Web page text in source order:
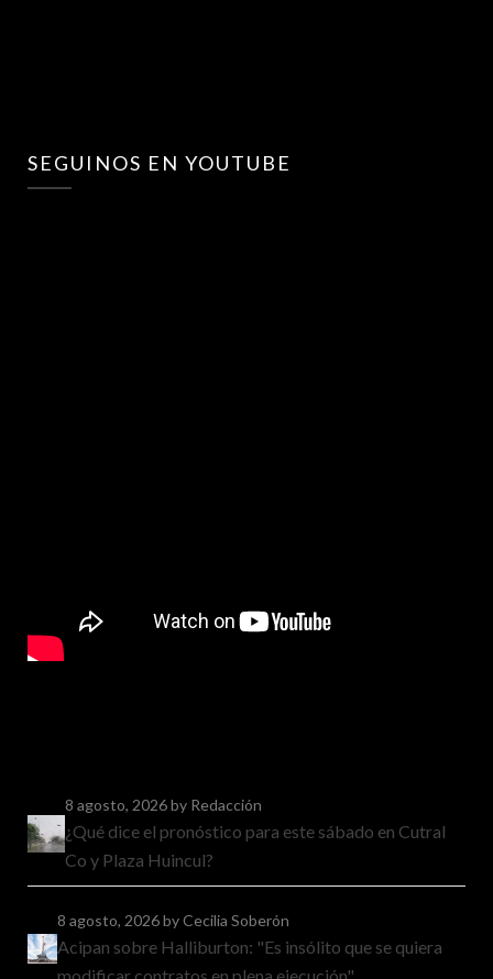
SEGUINOS EN YOUTUBE
8 agosto, 2026by Redacción
¿Qué dice el pronóstico para este sábado en Cutral
Co y Plaza Huincul?
8 agosto, 2026by Cecilia Soberón
Acipan sobre Halliburton: "Es insólito que se quiera
modificar contratos en plena ejecución"